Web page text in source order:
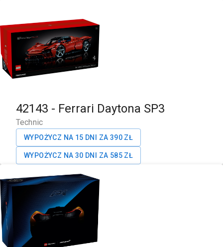
42143 - Ferrari Daytona SP3
Technic
WYPOŻYCZ NA 15 DNI ZA 390 ZŁ
WYPOŻYCZ NA 30 DNI ZA 585 ZŁ